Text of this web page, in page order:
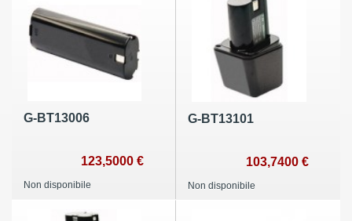
G-BT13006
123,5000 €
Non disponibile
G-BT13101
103,7400 €
Non disponibile